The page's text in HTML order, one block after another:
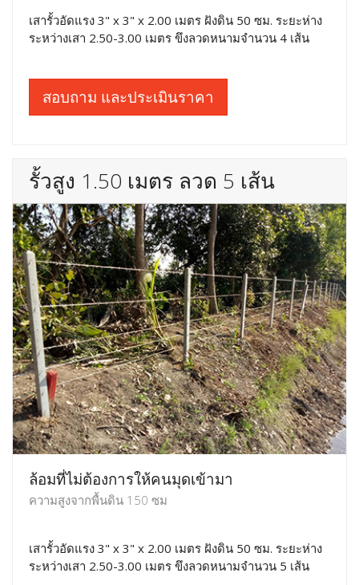
เสารั้วอัดแรง 3" x 3" x 2.00 เมตร ฝังดิน 50 ซม. ระยะห่าง
ระหว่างเสา 2.50-3.00 เมตร ขึงลวดหนามจำนวน 4 เส้น
สอบถาม และประเมินราคา
รั้วสูง 1.50 เมตร ลวด 5 เส้น
ล้อมที่ไม่ต้องการให้คนมุดเข้ามา
ความสูงจากพื้นดิน 150 ซม
เสารั้วอัดแรง 3" x 3" x 2.00 เมตร ฝังดิน 50 ซม. ระยะห่าง
ระหว่างเสา 2.50-3.00 เมตร ขึงลวดหนามจำนวน 5 เส้น